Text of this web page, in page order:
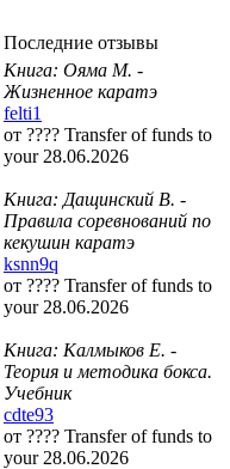
Последние отзывы
Книга: Ояма М. -
Жизненное каратэ
felti1
от ???? Transfer of funds to
your 28.06.2026
Книга: Дащинский В. -
Правила соревнований по
кекушин каратэ
ksnn9q
от ???? Transfer of funds to
your 28.06.2026
Книга: Калмыков Е. -
Теория и методика бокса.
Учебник
cdte93
от ???? Transfer of funds to
your 28.06.2026